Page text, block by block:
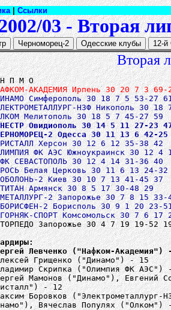
| Ссылки
03 - Вторая
Вторая
АКАДЕМИЯ Ирпень 30 20 7 3 69-
Симферополь 30 18 7 5 53-27
НЗФ Никополь 30
Овидиополь 30 14 5 11 27-23
2 Одесса 30 11 13 6 42-25
Херсон 30 12 6 12 35-38 42
ФК АЭС Южноукраинск 30 12 4
СЕВАСТОПОЛЬ 30 12 4 14 31-36 40
Белая Церковь 30 11 6 13 24-32
2 Киев 30 10 7 13 41-45 37
Армянск 30 8 5 17 30-48 29
2 Запорожье 30 7 8 15 33-
2 Борисполь 30 9 1 20 23-
СПОРТ Комсомольск 30 7 6 17
Запорожье 30 4 7 19 19-52
Левченко ("Нафком-Академия")
Грищенко ("Динамо") - 15
Скрипка ("Олимпия ФК АЭС")
Мамонов ("Динамо"), Евгений
- 12
Боровков ("Электрометаллург-
Вячеслав Популях ("Олком")